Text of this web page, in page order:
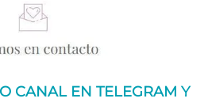
CANAL EN TELEGRAM Y